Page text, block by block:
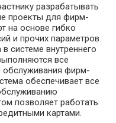
разрабатывать
проекты для фирм-
на основе гибко
и прочих параметров.
системе внутреннего
все
обслуживания фирм-
обеспечивает все
позволяет работать
картами.